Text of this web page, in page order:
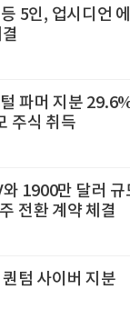
5인, 업시디언
파머 지분
주식 취득
1900만 달러 규
전환 계약 체결
텀 사이버 지분